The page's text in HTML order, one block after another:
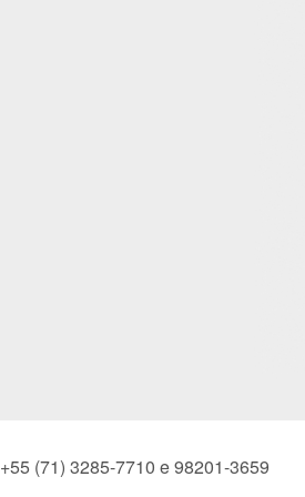
+55 (71) 3285-7710 e 98201-3659